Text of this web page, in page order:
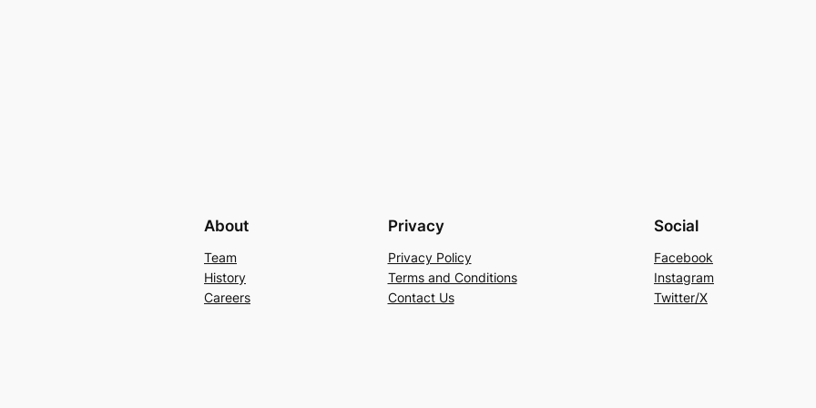
About
Team
History
Careers
Privacy
Privacy Policy
Terms and Conditions
Contact Us
Social
Facebook
Instagram
Twitter/X